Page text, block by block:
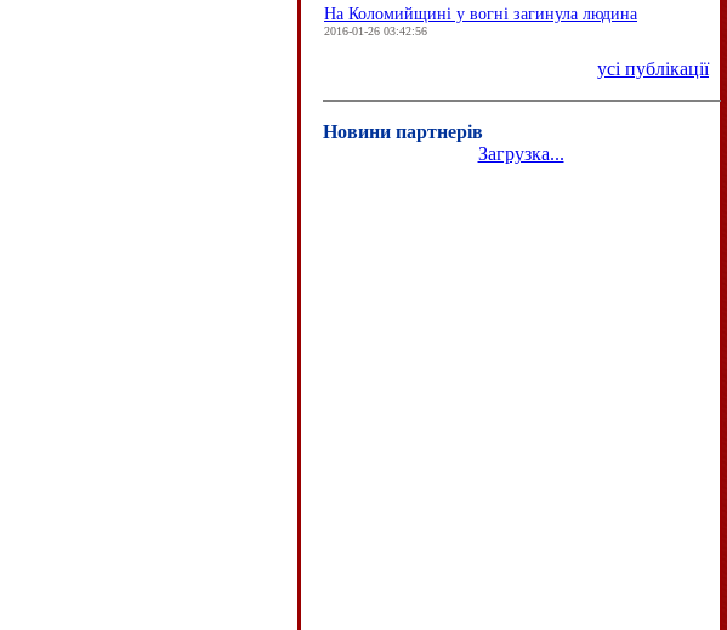
На Коломийщині у вогні загинула людина
2016-01-26 03:42:56
усі публікації
Новини партнерів
Загрузка...